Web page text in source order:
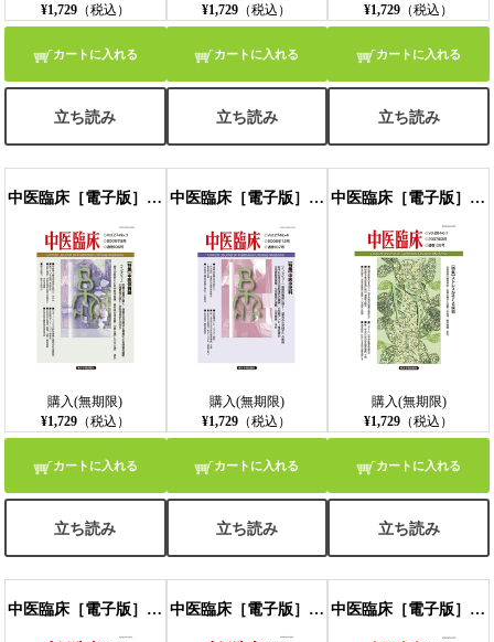
¥1,729（税込）
カートに入れる
立ち読み
¥1,729 （税込）
カートに入れる
立ち読み
¥1,729 （税込）
カートに入れる
立ち読み
中医臨床［電子版］通巻106号
購入(無期限)
¥1,729（税込）
カートに入れる
立ち読み
中医臨床［電子版］通巻107号
購入(無期限)
¥1,729 （税込）
カートに入れる
立ち読み
中医臨床［電子版］通巻108号
購入(無期限)
¥1,729 （税込）
カートに入れる
立ち読み
中医臨床［電子版］通巻109号 中医臨床［電子版］通巻110号 中医臨床［電子版］通巻111号